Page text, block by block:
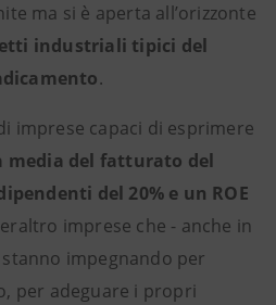
ma si è aperta all’orizzonte
industriali tipici del
.
imprese capaci di esprimere
media del fatturato del
del 20% e un ROE
imprese che - anche in
impegnando per
per adeguare i propri